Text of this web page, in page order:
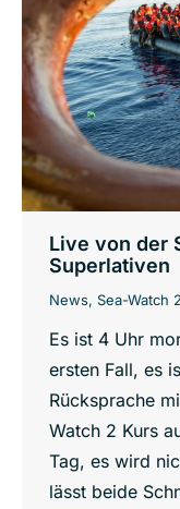
Live von der
Superlativen
News, Sea-Watch 2
Es ist 4 Uhr
ersten Fall, es
Rücksprache
Watch 2 Kurs
Tag, es wird
lässt beide